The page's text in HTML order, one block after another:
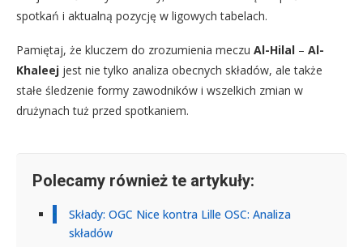
spotkań i aktualną pozycję w ligowych tabelach.
Pamiętaj, że kluczem do zrozumienia meczu Al-Hilal – Al-
Khaleej jest nie tylko analiza obecnych składów, ale także
stałe śledzenie formy zawodników i wszelkich zmian w
drużynach tuż przed spotkaniem.
Polecamy również te artykuły:
Składy: OGC Nice kontra Lille OSC: Analiza
składów